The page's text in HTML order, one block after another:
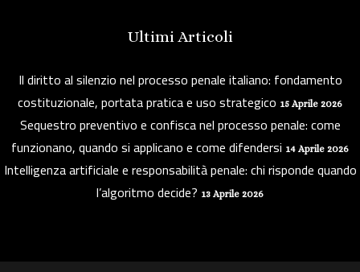
Ultimi Articoli
Il diritto al silenzio nel processo penale italiano: fondamento
costituzionale, portata pratica e uso strategico 15 Aprile 2026
Sequestro preventivo e confisca nel processo penale: come
funzionano, quando si applicano e come difendersi 14 Aprile 2026
Intelligenza artificiale e responsabilità penale: chi risponde quando
l’algoritmo decide? 13 Aprile 2026